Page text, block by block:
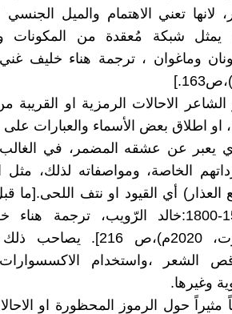
لانها تعني الاهتمام والميل الجنسي
يمثل شبكة مُعقدة من المكونات
وماغوان ، ترجمة هناء خليف
الاحالات الرمزية او
اطلاق بعض الأسماء والعبارات على
يعبر عن عشقه المضمر، في
الخاصة، ومواصفاته لذلك، مثل
أي القيود او نتف اللحى.[ما
العربي الإسلامي 1500-1800:خالد الرّويب،
الاكاديمي للأبحاث(بيروت،
الشعر ،واستخدام
وغيرها.
حول الرموز المحظورة او